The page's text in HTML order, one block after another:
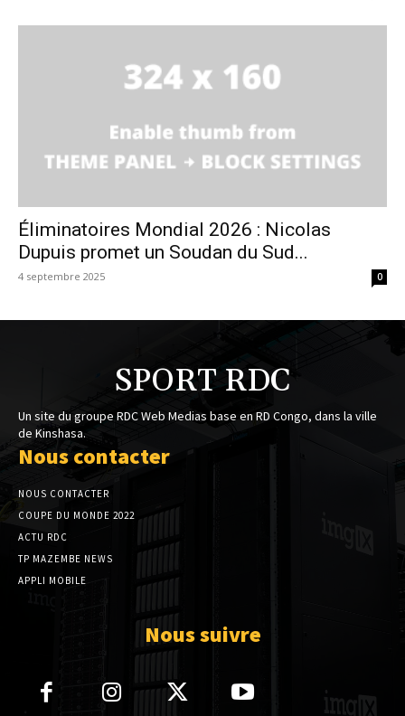
Éliminatoires Mondial 2026 : Nicolas
Dupuis promet un Soudan du Sud...
4 septembre 2025 0
SPORT RDC
Un site du groupe RDC Web Medias base en RD Congo, dans la ville
de Kinshasa.
Nous contacter
NOUS CONTACTER
COUPE DU MONDE 2022
ACTU RDC
TP MAZEMBE NEWS
APPLI MOBILE
Nous suivre